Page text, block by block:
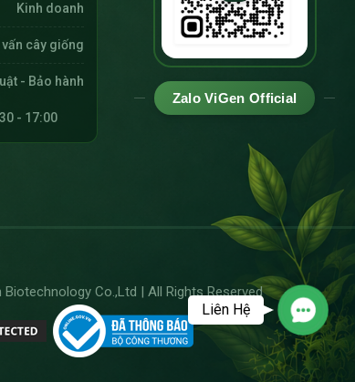
pháp này ngày càng được ưu tiên
mô non từ cây mẹ để nuôi trong
đặc tính của cây mẹ.
Kinh doanh
cây giống
- Bảo hành
- 17:00
Zalo ViGen Official
Co.,Ltd | All Rights Reserved
Liên Hệ